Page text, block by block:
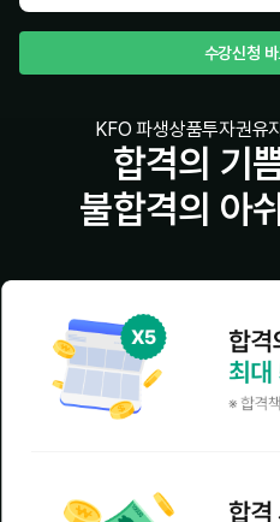
수강신청
KFO 파생상품투자권유
합격의 기
불합격의 아